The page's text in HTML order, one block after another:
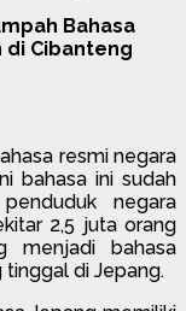
Bahasa
di Cibanteng
resmi negara
bahasa ini sudah
negara
2,5 juta orang
menjadi bahasa
tinggal di Jepang.